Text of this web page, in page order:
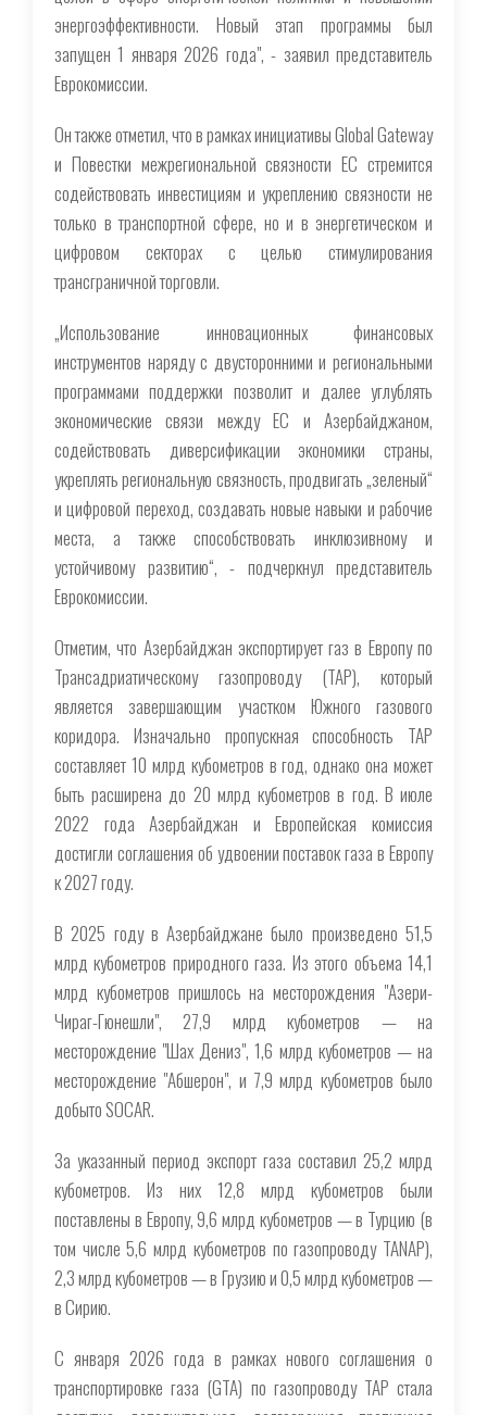
энергоэффективности. Новый этап программы был
запущен 1 января 2026 года", - заявил представитель
Еврокомиссии.
Он также отметил, что в рамках инициативы Global Gateway
и Повестки межрегиональной связности ЕС стремится
содействовать инвестициям и укреплению связности не
только в транспортной сфере, но и в энергетическом и
цифровом секторах с целью стимулирования
трансграничной торговли.
„Использование инновационных финансовых
инструментов наряду с двусторонними и региональными
программами поддержки позволит и далее углублять
экономические связи между ЕС и Азербайджаном,
содействовать диверсификации экономики страны,
укреплять региональную связность, продвигать „зеленый“
и цифровой переход, создавать новые навыки и рабочие
места, а также способствовать инклюзивному и
устойчивому развитию“, - подчеркнул представитель
Еврокомиссии.
Отметим, что Азербайджан экспортирует газ в Европу по
Трансадриатическому газопроводу (TAP), который
является завершающим участком Южного газового
коридора. Изначально пропускная способность TAP
составляет 10 млрд кубометров в год, однако она может
быть расширена до 20 млрд кубометров в год. В июле
2022 года Азербайджан и Европейская комиссия
достигли соглашения об удвоении поставок газа в Европу
к 2027 году.
В 2025 году в Азербайджане было произведено 51,5
млрд кубометров природного газа. Из этого объема 14,1
млрд кубометров пришлось на месторождения "Азери-
Чираг-Гюнешли", 27,9 млрд кубометров — на
месторождение "Шах Дениз", 1,6 млрд кубометров — на
месторождение "Абшерон", и 7,9 млрд кубометров было
добыто SOCAR.
За указанный период экспорт газа составил 25,2 млрд
кубометров. Из них 12,8 млрд кубометров были
поставлены в Европу, 9,6 млрд кубометров — в Турцию (в
том числе 5,6 млрд кубометров по газопроводу TANAP),
2,3 млрд кубометров — в Грузию и 0,5 млрд кубометров —
в Сирию.
С января 2026 года в рамках нового соглашения о
транспортировке газа (GTA) по газопроводу TAP стала